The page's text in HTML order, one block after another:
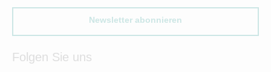
Newsletter abonnieren
Folgen Sie uns